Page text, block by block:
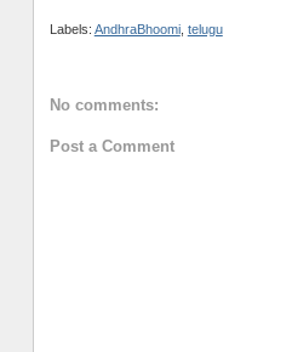
Labels: AndhraBhoomi, telugu
No comments:
Post a Comment